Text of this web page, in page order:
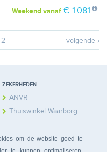
om de website goed te
Weekendvanaf € 1.081
volgende ›
ZEKERHEDEN
ANVR
Thuiswinkel Waarborg